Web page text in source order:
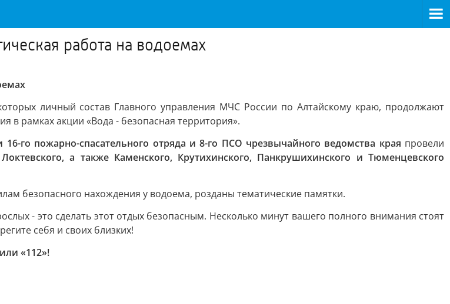
работа на водоемах
личный состав Главного управления МЧС России по Алтайскому краю, продолжают
в рамках акции «Вода - безопасная территория».
16-го пожарно-спасательного отряда и 8-го ПСО чрезвычайного ведомства края провели
Локтевского, а также Каменского, Крутихинского, Панкрушихинского и Тюменцевского
безопасного нахождения у водоема, розданы тематические памятки.
- это сделать этот отдых безопасным. Несколько минут вашего полного внимания стоят
себя и своих близких!
«112»!